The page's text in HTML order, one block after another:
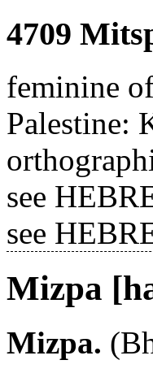
4709
feminine
Palestine:
see
see
Mizpa
Mizpa.